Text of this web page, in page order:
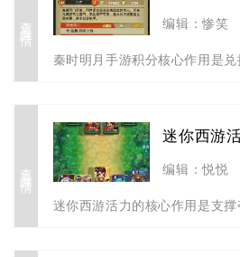
查看详情 编辑：惨笑
查看详情 编辑：悦悦